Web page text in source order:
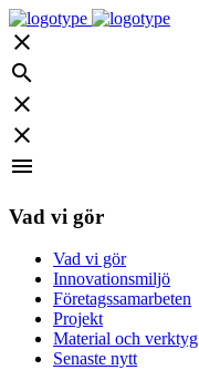
close
search
close
close
menu
Vad vi gör
Vad vi gör
Innovationsmiljö
Företagssamarbeten
Projekt
Material och verktyg
Senaste nytt